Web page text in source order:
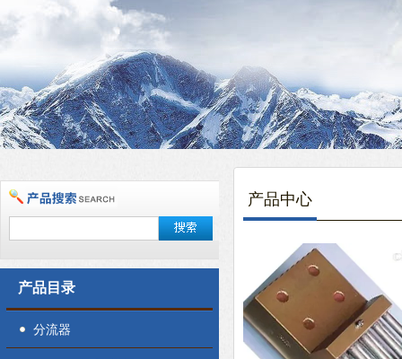
产品目录
分流器
产品中心